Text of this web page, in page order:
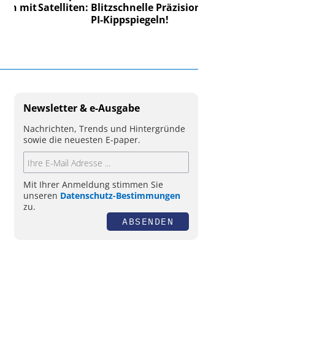
Satelliten: Blitzschnelle Präzision mit
PI-Kippspiegeln!
Newsletter & e-Ausgabe
Nachrichten, Trends und Hintergründe
sowie die neuesten E-paper.
Mit Ihrer Anmeldung stimmen Sie
unseren Datenschutz-Bestimmungen
zu.
ABSENDEN